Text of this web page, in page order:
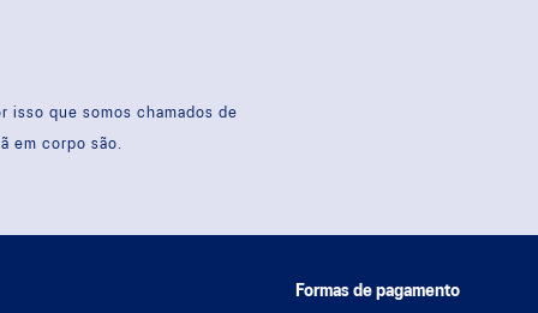
isso que somos chamados de
em corpo são.
Formas de pagamento